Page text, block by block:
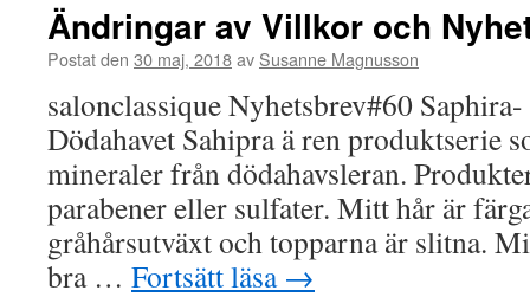
Ändringar av Villkor och
Postat den 30 maj, 2018av Susanne Magnusson
salonclassique Nyhetsbrev#60
Dödahavet Sahipra ä ren produktserie
mineraler från dödahavsleran.
parabener eller sulfater. Mitt hår är
gråhårsutväxt och topparna är slitna.
bra … Fortsätt läsa →